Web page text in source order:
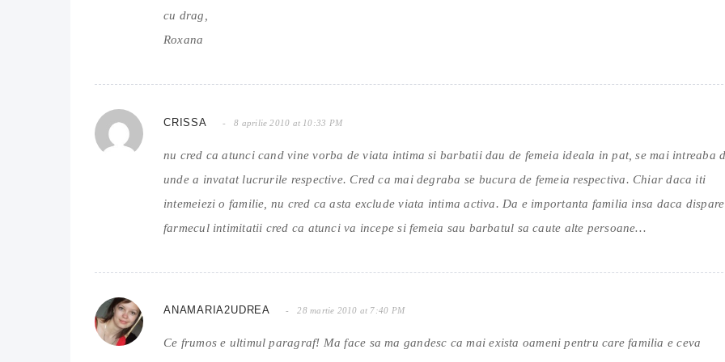
cu drag,
Roxana
CRISSA 8 aprilie 2010 at 10:33 PM
nu cred ca atunci cand vine vorba de viata intima si barbatii dau de femeia ideala in pat, se mai intreaba
unde a invatat lucrurile respective. Cred ca mai degraba se bucura de femeia respectiva. Chiar daca iti
intemeiezi o familie, nu cred ca asta exclude viata intima activa. Da e importanta familia insa daca dispare
farmecul intimitatii cred ca atunci va incepe si femeia sau barbatul sa caute alte persoane…
ANAMARIA2UDREA 28 martie 2010 at 7:40 PM
Ce frumos e ultimul paragraf! Ma face sa ma gandesc ca mai exista oameni pentru care familia e ceva